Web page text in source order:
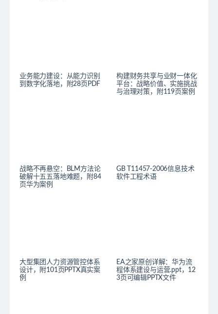
业务能力建设：从能力识别
到数字化落地，附28页PDF
构建财务共享与业财一体化
平台：战略价值、实施挑战
与治理对策，附119页案例
战略不再悬空：BLM方法论
破解十五五落地难题，附84
页华为案例
GB T11457-2006信息技术
软件工程术语
大型集团人力资源管控体系
设计，附101页PPTX真实案
例
EA之家原创详解：华为流
程体系建设与运营.ppt，12
3页可编辑PPTX文件